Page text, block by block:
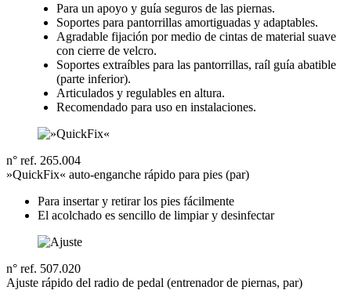
Para un apoyo y guía seguros de las piernas.
Soportes para pantorrillas amortiguadas y adaptables.
Agradable fijación por medio de cintas de material suave
con cierre de velcro.
Soportes extraíbles para las pantorrillas, raíl guía abatible
(parte inferior).
Articulados y regulables en altura.
Recomendado para uso en instalaciones.
n° ref. 265.004
»QuickFix« auto-enganche rápido para pies (par)
Para insertar y retirar los pies fácilmente
El acolchado es sencillo de limpiar y desinfectar
n° ref. 507.020
Ajuste rápido del radio de pedal (entrenador de piernas, par)